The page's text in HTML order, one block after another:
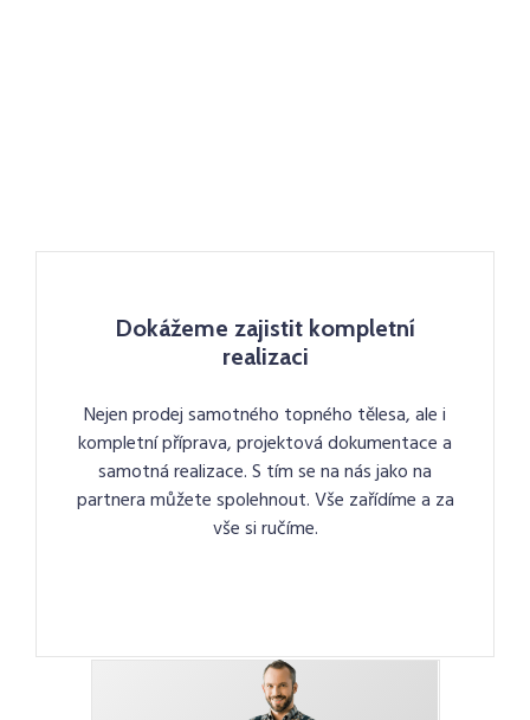
Dokážeme zajistit kompletní
realizaci
Nejen prodej samotného topného tělesa, ale i
kompletní příprava, projektová dokumentace a
samotná realizace. S tím se na nás jako na
partnera můžete spolehnout. Vše zařídíme a za
vše si ručíme.